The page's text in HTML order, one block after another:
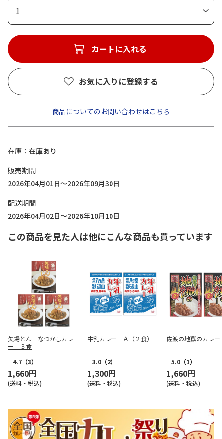
1
カートに入れる
お気に入りに登録する
商品についてのお問い合わせはこちら
在庫
在庫あり
販売期間
2026年04月01日～2026年09月30日
配送期間
2026年04月02日～2026年10月10日
この商品を見た人は他にこんな商品も買っています
矢場とん なつかしカレ
ー ３食
4.7 （3）
1,660円
(送料・税込)
牛乳カレー Ａ（２食）
3.0 （2）
1,300円
(送料・税込)
佐渡の地獄のカレ
5.0 （1）
1,660円
(送料・税込)